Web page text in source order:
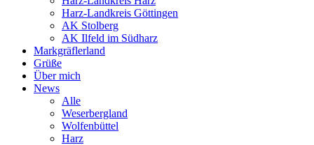
Harz-Landkreis Göttingen
AK Stolberg
AK Ilfeld im Südharz
Markgräflerland
Grüße
Über mich
News
Alle
Weserbergland
Wolfenbüttel
Harz